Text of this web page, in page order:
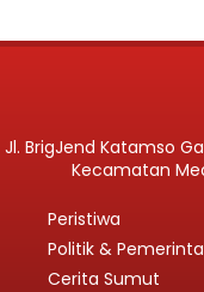
Jl. BrigJend Katamso
Kecamatan
Peristiwa
Politik &
Cerita Sumut